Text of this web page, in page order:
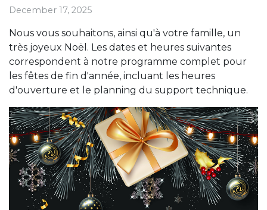
December 17, 2025
Nous vous souhaitons, ainsi qu'à votre famille, un
très joyeux Noël. Les dates et heures suivantes
correspondent à notre programme complet pour
les fêtes de fin d'année, incluant les heures
d'ouverture et le planning du support technique.